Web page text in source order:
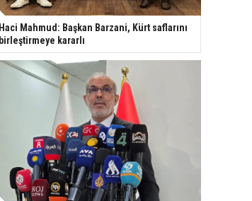
Haci Mahmud: Başkan Barzani, Kürt saflarını
birleştirmeye kararlı